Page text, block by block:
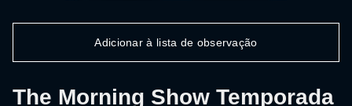
The Morning Show Temporada
Adicionar à lista de observação